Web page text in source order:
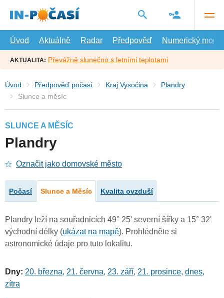
hlavní
Úvod
Aktuálně Radar Předpověď Numerický model
AKTUALITA: Převážně slunečno s letními teplotami
Úvod Předpověď počasí Kraj Vysočina
Plandry
Slunce a měsíc
SLUNCE A MĚSÍC
Plandry
Označit jako domovské město
Počasí Slunce a Měsíc Kvalita ovzduší
Plandry leží na souřadnicích 49° 25' severní šířky a 15° 32'
východní délky (ukázat na mapě). Prohlédněte si
astronomické údaje pro tuto lokalitu.
Dny: 20. března, 21. června, 23. září, 21. prosince, dnes,
zítra